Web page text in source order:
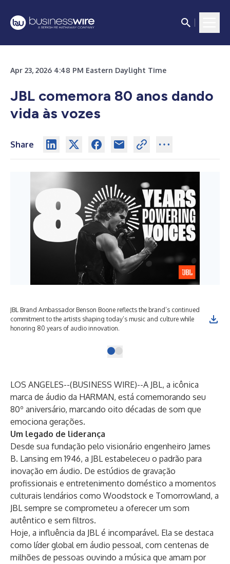
Apr 23, 2026 4:48 PM Eastern Daylight Time
JBL comemora 80 anos dando
vida às vozes
Share
JBL Brand Ambassador Benson Boone reflects the brand’s continued
commitment to the artists shaping today’s music and culture while
honoring 80 years of audio innovation.
LOS ANGELES--(BUSINESS WIRE)--A JBL, a icônica
marca de áudio da HARMAN, está comemorando seu
80º aniversário, marcando oito décadas de som que
emociona gerações.
Um legado de liderança
Desde sua fundação pelo visionário engenheiro James
B. Lansing em 1946, a JBL estabeleceu o padrão para
inovação em áudio. De estúdios de gravação
profissionais e entretenimento doméstico a momentos
culturais lendários como Woodstock e Tomorrowland, a
JBL sempre se comprometeu a oferecer um som
autêntico e sem filtros.
Hoje, a influência da JBL é incomparável. Ela se destaca
como líder global em áudio pessoal, com centenas de
milhões de pessoas ouvindo a música que amam por